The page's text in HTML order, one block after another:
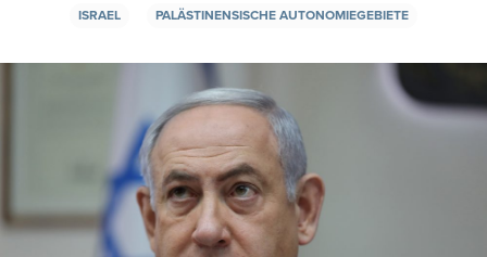
ISRAEL PALÄSTINENSISCHE AUTONOMIEGEBIETE